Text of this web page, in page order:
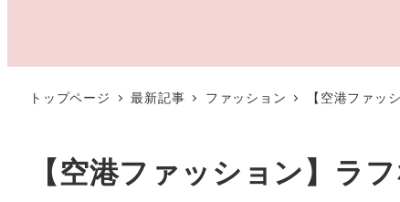
トップページ 最新記事 ファッション 【空港ファッ
【空港ファッション】ラ